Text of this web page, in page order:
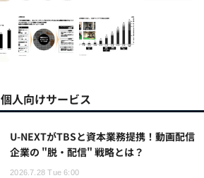
個人向けサービス
U-NEXTがTBSと資本業務提携！動画配信
企業の "脱・配信" 戦略とは？
2026.7.28 Tue 6:00